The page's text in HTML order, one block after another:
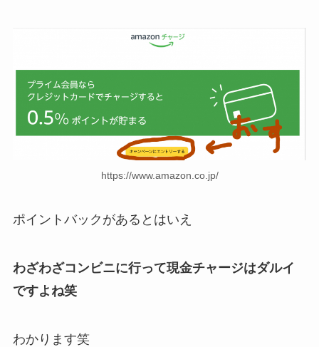
https://www.amazon.co.jp/
ポイントバックがあるとはいえ
わざわざコンビニに行って現金チャージはダルイ
ですよね笑
わかります笑